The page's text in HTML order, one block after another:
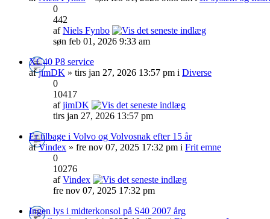
0
442
afNiels Fynbo
søn feb 01, 2026 9:33 am
XC40 P8 service
afjimDK » tirs jan 27, 2026 13:57 pm i Diverse
0
10417
afjimDK
tirs jan 27, 2026 13:57 pm
Er tilbage i Volvo og Volvosnak efter 15 år
afVindex » fre nov 07, 2025 17:32 pm i Frit emne
0
10276
afVindex
fre nov 07, 2025 17:32 pm
Ingen lys i midterkonsol på S40 2007 årg